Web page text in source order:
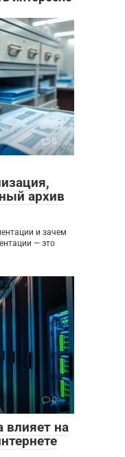
0
архив
и зачем
— это
0
влияет на